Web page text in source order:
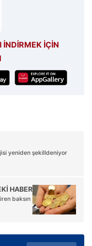
İÇİN
yeniden şekilldeniyor
HABER
baksın